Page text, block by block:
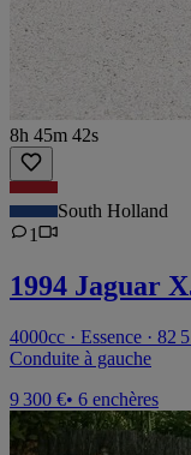
8h 45m 42s
South Holland
1
1994 Jaguar
4000cc · Essence · 82
Conduite à gauche
9 300 €• 6 enchères